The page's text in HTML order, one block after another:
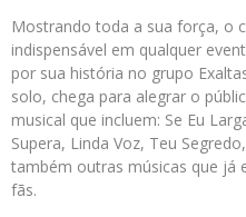
Mostrando toda a sua força, o
indispensável em qualquer
por sua história no grupo
solo, chega para alegrar o
musical que incluem: Se Eu
Supera, Linda Voz, Teu
também outras músicas que já
fãs.